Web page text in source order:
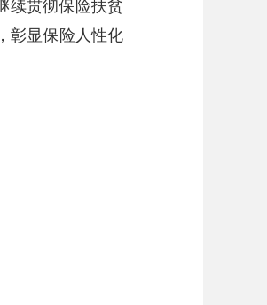
续贯彻保险扶贫
彰显保险人性化